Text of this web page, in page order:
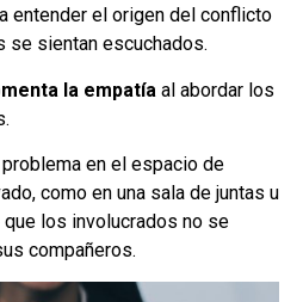
entender el origen del conflicto
se sientan escuchados.
la empatía al abordar los
en el espacio de
como en una sala de juntas u
los involucrados no se
compañeros.